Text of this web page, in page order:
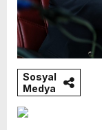
Sosyal
Medya